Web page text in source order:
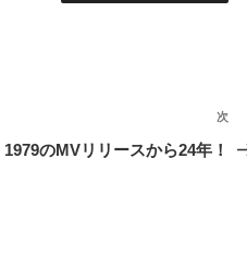
次
の
次
1979のMVリリースから24年！